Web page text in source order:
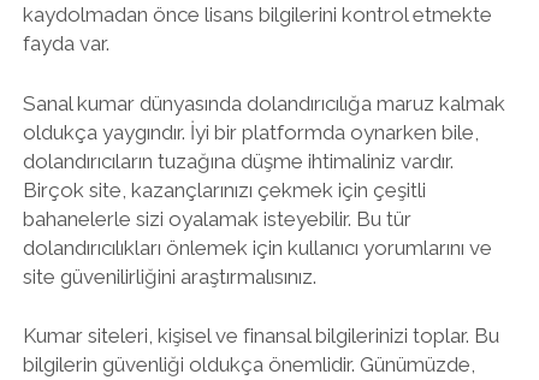
kaydolmadan önce lisans bilgilerini kontrol etmekte
fayda var.
Sanal kumar dünyasında dolandırıcılığa maruz kalmak
oldukça yaygındır. İyi bir platformda oynarken bile,
dolandırıcıların tuzağına düşme ihtimaliniz vardır.
Birçok site, kazançlarınızı çekmek için çeşitli
bahanelerle sizi oyalamak isteyebilir. Bu tür
dolandırıcılıkları önlemek için kullanıcı yorumlarını ve
site güvenilirliğini araştırmalısınız.
Kumar siteleri, kişisel ve finansal bilgilerinizi toplar. Bu
bilgilerin güvenliği oldukça önemlidir. Günümüzde,